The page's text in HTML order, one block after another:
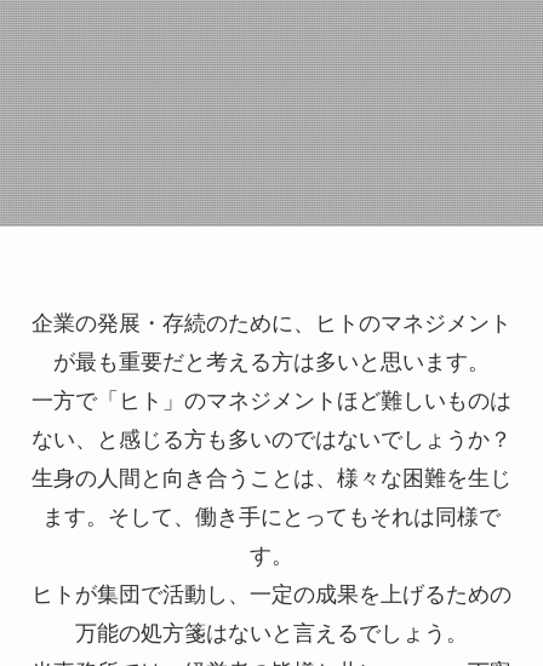
企業の発展・存続のために、ヒトのマネジメント
が最も重要だと考える方は多いと思います。
一方で「ヒト」のマネジメントほど難しいものは
ない、と感じる方も多いのではないでしょうか？
生身の人間と向き合うことは、様々な困難を生じ
ます。そして、働き手にとってもそれは同様で
す。
ヒトが集団で活動し、一定の成果を上げるための
万能の処方箋はないと言えるでしょう。